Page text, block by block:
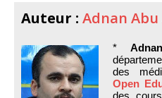
Auteur : Adnan
*
des
Open
des